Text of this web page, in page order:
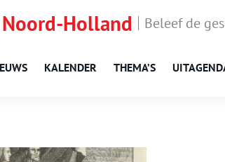
Holland Beleef de
KALENDER THEMA’S